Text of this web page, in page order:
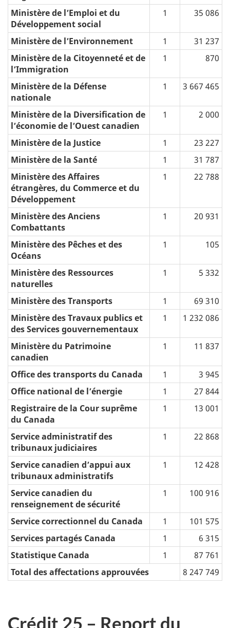
Ministère de l’Emploi et du
Développement social
1 35 086
Ministère de l’Environnement 1
31 237
Ministère de la Citoyenneté et de
l’Immigration
1 870
Ministère de la Défense
nationale
1 3 667 465
Ministère de la Diversification de
l’économie de l’Ouest canadien
1 2 000
Ministère de la Justice 1
23 227
Ministère de la Santé
1
31 787
Ministère des Affaires
étrangères, du Commerce et du
Développement
1 22 788
Ministère des Anciens
Combattants
1 20 931
Ministère des Pêches et des
Océans
1 105
Ministère des Ressources
naturelles
1 5 332
Ministère des Transports 1
69 310
Ministère des Travaux publics et
des Services gouvernementaux
1 1 232 086
Ministère du Patrimoine
canadien
1 11 837
Office des transports du Canada 1
3 945
Office national de l’énergie
1
27 844
Registraire de la Cour suprême
du Canada
1 13 001
Service administratif des
tribunaux judiciaires
1 22 868
Service canadien d’appui aux
tribunaux administratifs
1 12 428
Service canadien du
renseignement de sécurité
1 100 916
Service correctionnel du Canada 1
101 575
Services partagés Canada
1
6 315
Statistique Canada
1
87 761
Total des affectations approuvées
8 247 749
Crédit 25 – Report du